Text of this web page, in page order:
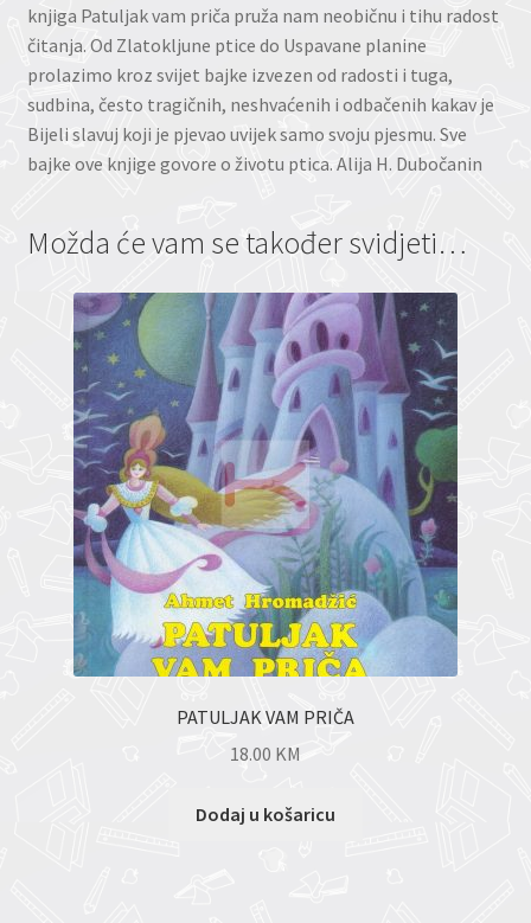
knjiga Patuljak vam priča pruža nam neobičnu i tihu radost
čitanja. Od Zlatokljune ptice do Uspavane planine
prolazimo kroz svijet bajke izvezen od radosti i tuga,
sudbina, često tragičnih, neshvaćenih i odbačenih kakav je
Bijeli slavuj koji je pjevao uvijek samo svoju pjesmu. Sve
bajke ove knjige govore o životu ptica. Alija H. Dubočanin
Možda će vam se također svidjeti…
PATULJAK VAM PRIČA
18.00 KM
Dodaj u košaricu